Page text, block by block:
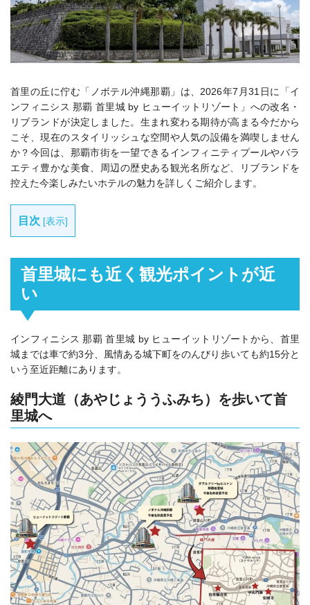
首里の丘に佇む「ノボテル沖縄那覇」は、2026年7月31日に「イ
ンフィニシス 那覇 首里城 by ヒューイットリゾート」への改名・
リブランドが決定しました。生まれ変わる期待が高まる今だから
こそ、現在のスタイリッシュな空間や人気の設備を満喫しません
か？今回は、那覇市街を一望できるインフィニティプールやバラ
エティ豊かな美食、周辺の歴史ある観光名所など、リブランドを
控えた今楽しみたいホテルの魅力を詳しくご紹介します。
目次 [表示]
首里城にも近く観光ポイントが近
い
インフィニシス 那覇 首里城 by ヒューイットリゾートから、首里
城までは車で約3分、風情ある城下町をのんびり歩いても約15分と
いう至近距離にあります。
綾門大道（あやじょううふみち）を歩いて首
里城へ